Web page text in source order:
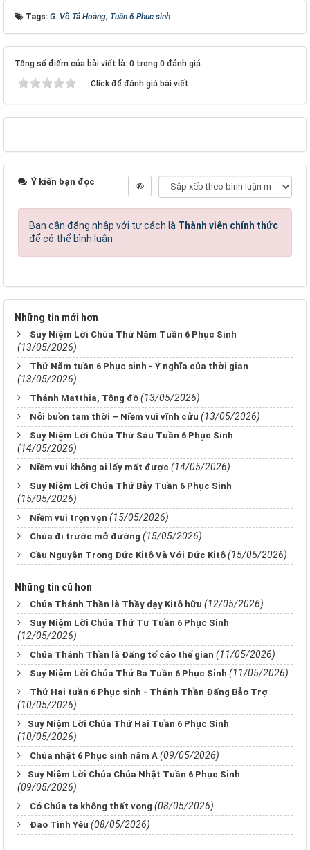
Tags: G. Võ Tá Hoàng, Tuần 6 Phục sinh
Tổng số điểm của bài viết là: 0 trong 0 đánh giá
Click để đánh giá bài viết
Ý kiến bạn đọc
Bạn cần đăng nhập với tư cách là Thành viên chính thức
để có thể bình luận
Những tin mới hơn
Suy Niệm Lời Chúa Thứ Năm Tuần 6 Phục Sinh
(13/05/2026)
Thứ Năm tuần 6 Phục sinh - Ý nghĩa của thời gian
(13/05/2026)
Thánh Matthia, Tông đồ (13/05/2026)
Nỗi buồn tạm thời – Niềm vui vĩnh cửu (13/05/2026)
Suy Niệm Lời Chúa Thứ Sáu Tuần 6 Phục Sinh
(14/05/2026)
Niềm vui không ai lấy mất được (14/05/2026)
Suy Niệm Lời Chúa Thứ Bảy Tuần 6 Phục Sinh
(15/05/2026)
Niềm vui trọn vẹn (15/05/2026)
Chúa đi trước mở đường (15/05/2026)
Cầu Nguyện Trong Đức Kitô Và Với Đức Kitô (15/05/2026)
Những tin cũ hơn
Chúa Thánh Thần là Thầy dạy Kitô hữu (12/05/2026)
Suy Niệm Lời Chúa Thứ Tư Tuần 6 Phục Sinh
(12/05/2026)
Chúa Thánh Thần là Đấng tố cáo thế gian (11/05/2026)
Suy Niệm Lời Chúa Thứ Ba Tuần 6 Phục Sinh (11/05/2026)
Thứ Hai tuần 6 Phục sinh - Thánh Thần Đấng Bảo Trợ
(10/05/2026)
​​​​​​​Suy Niệm Lời Chúa Thứ Hai Tuần 6 Phục Sinh
(10/05/2026)
Chúa nhật 6 Phục sinh năm A (09/05/2026)
​​​​​​​Suy Niệm Lời Chúa Chúa Nhật Tuần 6 Phục Sinh
(09/05/2026)
Có Chúa ta không thất vọng (08/05/2026)
Đạo Tình Yêu (08/05/2026)